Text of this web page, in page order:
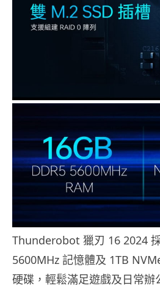
Thunderobot 獵刃 16 2024
5600MHz 記憶體及 1TB
硬碟，輕鬆滿足遊戲及日常辦